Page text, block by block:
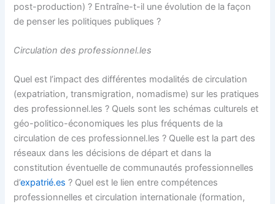
post-production) ? Entraîne-t-il une évolution de la façon
de penser les politiques publiques ?
Circulation des professionnel.les
Quel est l’impact des différentes modalités de circulation
(expatriation, transmigration, nomadisme) sur les pratiques
des professionnel.les ? Quels sont les schémas culturels et
géo-politico-économiques les plus fréquents de la
circulation de ces professionnel.les ? Quelle est la part des
réseaux dans les décisions de départ et dans la
constitution éventuelle de communautés professionnelles
d’expatrié.es ? Quel est le lien entre compétences
professionnelles et circulation internationale (formation,